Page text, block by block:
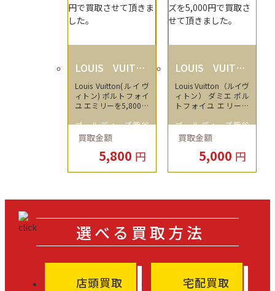
LOUIS VUITTO
NLouis Vuitton(ルイヴ
ィトン) ポルトフォイ
ユ エミリーを5,800円
た。
ゴールディーズ熊谷
店
買取金額
5,800 円
LOUIS VUITTO
NLouis Vuitton（ルイヴ
ィトン） ダミエ ポル
トフォイユ エリーズ
て頂きました。
ゴールディーズ熊谷
店
買取金額
5,000 円
選べる買取方法
店頭買取 宅配買取